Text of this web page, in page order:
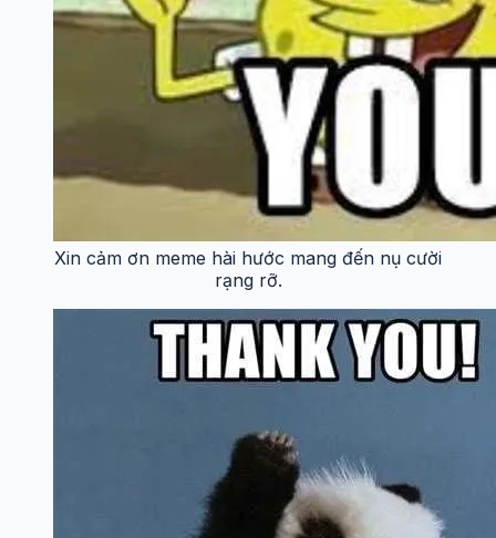
Xin cảm ơn meme hài hước mang đến nụ cười
rạng rỡ.